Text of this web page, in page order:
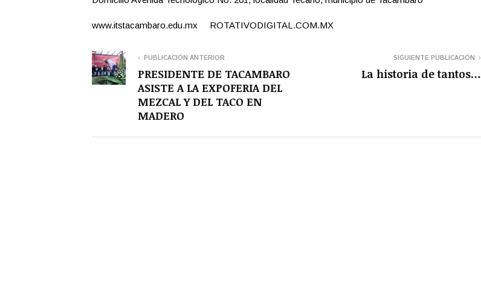
www.itstacambaro.edu.mx ROTATIVODIGITAL.COM.MX
PUBLICACIÓN ANTERIOR
PRESIDENTE DE TACAMBARO
ASISTE A LA EXPOFERIA DEL
MEZCAL Y DEL TACO EN
MADERO
SIGUIENTE PUBLICACIÓN
La historia de tantos…